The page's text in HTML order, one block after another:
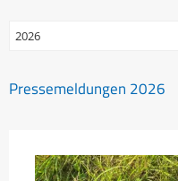
Pressemeldungen 2026